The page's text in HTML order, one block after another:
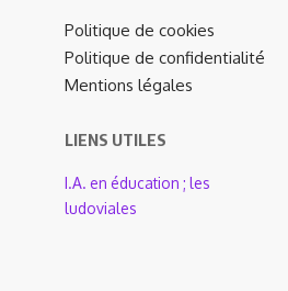
Politique de cookies
Politique de confidentialité
Mentions légales
LIENS UTILES
I.A. en éducation ; les
ludoviales